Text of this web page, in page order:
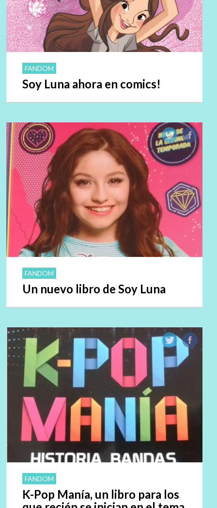
FANDOM
Soy Luna ahora en comics!
FANDOM
Un nuevo libro de Soy Luna
FANDOM
K-Pop Manía, un libro para los